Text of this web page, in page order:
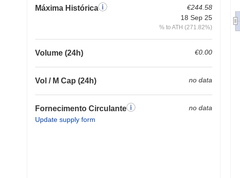
Máxima Histórica
€244.58
18 Sep 25
% to ATH (271.82%)
Volume (24h) €0.00
Vol / M Cap (24h) no data
Fornecimento Circulante
Update supply form
no data